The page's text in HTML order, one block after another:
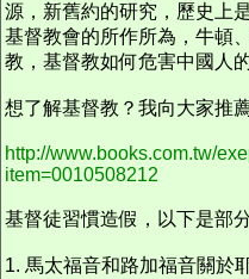
源，新舊約的研究，歷史上
基督教會的所作所為，牛頓
教，基督教如何危害中國人
想了解基督教？我向大家推
http://www.books.com.tw/
item=0010508212
基督徒習慣造假，以下是部
1. 馬太福音和路加福音關於